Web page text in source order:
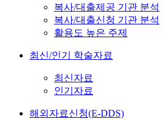
복사/대출제공 기관 분석
복사/대출신청 기관 분석
활용도 높은 주제
최신/인기 학술자료
최신자료
인기자료
해외자료신청(E-DDS)